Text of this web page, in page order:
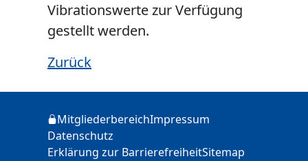
Vibrationswerte zur Verfügung
gestellt werden.
Zurück
Login
MitgliederbereichImpressum
Datenschutz
Erklärung zur BarrierefreiheitSitemap